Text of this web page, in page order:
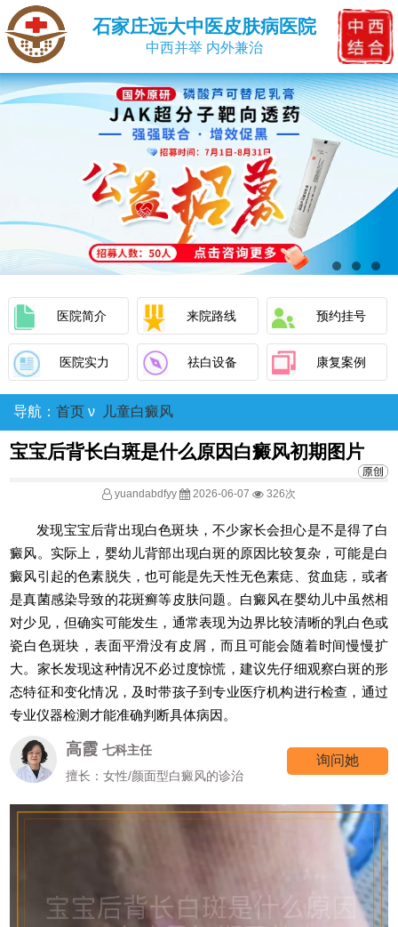
石家庄远大中医皮肤病医院
中西并举 内外兼治
医院简介 来院路线 预约挂号
医院实力 祛白设备 康复案例
导航： 首页 ν 儿童白癜风
宝宝后背长白斑是什么原因白癜风初期图片
yuandabdfyy 2026-06-07 326次
发现宝宝后背出现白色斑块，不少家长会担心是不是得了白
癜风。实际上，婴幼儿背部出现白斑的原因比较复杂，可能是白
癜风引起的色素脱失，也可能是先天性无色素痣、贫血痣，或者
是真菌感染导致的花斑癣等皮肤问题。白癜风在婴幼儿中虽然相
对少见，但确实可能发生，通常表现为边界比较清晰的乳白色或
瓷白色斑块，表面平滑没有皮屑，而且可能会随着时间慢慢扩
大。家长发现这种情况不必过度惊慌，建议先仔细观察白斑的形
态特征和变化情况，及时带孩子到专业医疗机构进行检查，通过
专业仪器检测才能准确判断具体病因。
高霞 七科主任
擅长：女性/颜面型白癜风的诊治
询问她